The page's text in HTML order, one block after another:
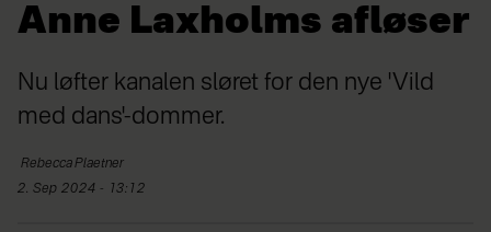
Anne Laxholms afløser
Nu løfter kanalen sløret for den nye 'Vild
med dans'-dommer.
RebeccaPlaetner
2. Sep 2024 - 13:12